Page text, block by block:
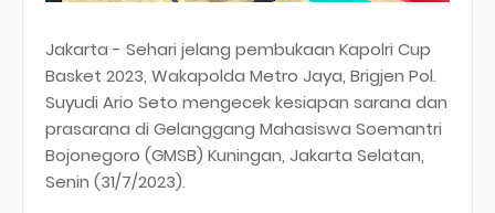
Jakarta - Sehari jelang pembukaan Kapolri Cup
Basket 2023, Wakapolda Metro Jaya, Brigjen Pol.
Suyudi Ario Seto mengecek kesiapan sarana dan
prasarana di Gelanggang Mahasiswa Soemantri
Bojonegoro (GMSB) Kuningan, Jakarta Selatan,
Senin (31/7/2023).